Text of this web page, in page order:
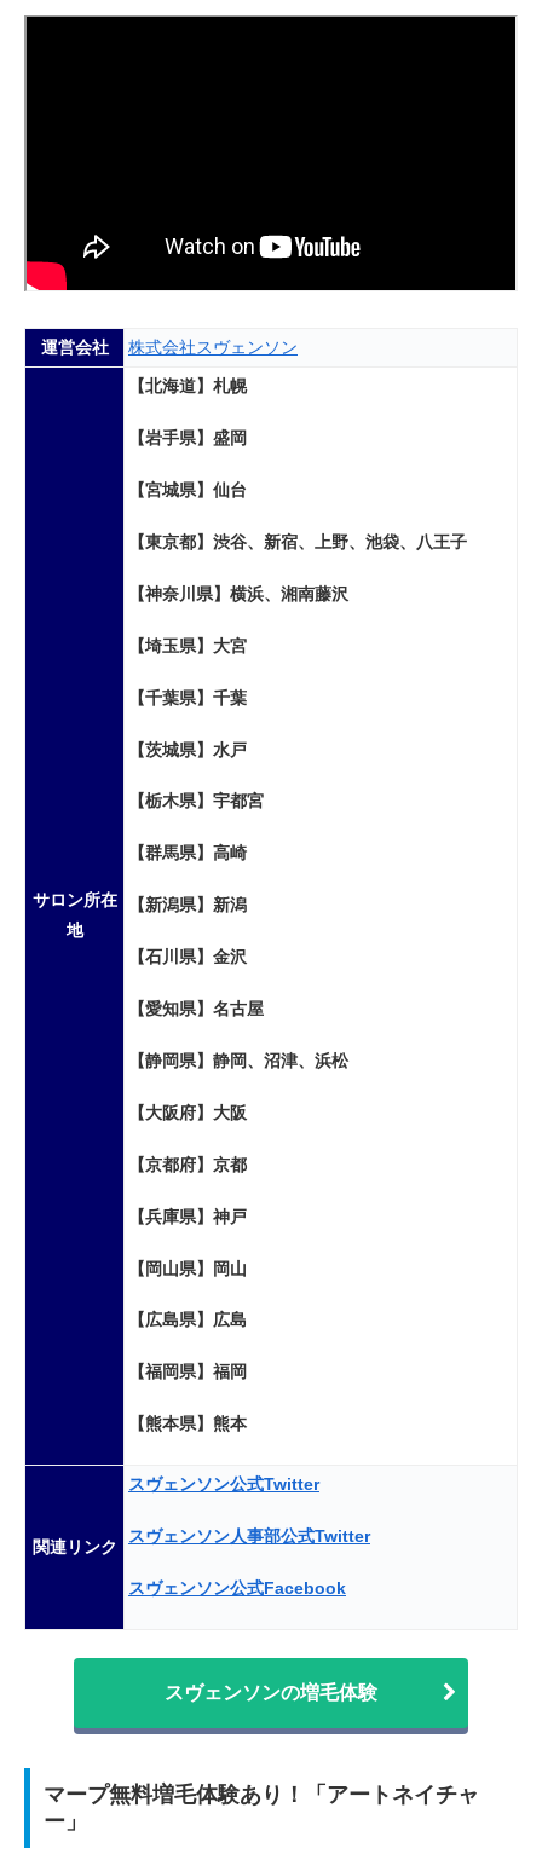
運営会社 株式会社スヴェンソン
サロン所在
地
【北海道】札幌
【岩手県】盛岡
【宮城県】仙台
【東京都】渋谷、新宿、上野、池袋、八王子
【神奈川県】横浜、湘南藤沢
【埼玉県】大宮
【千葉県】千葉
【茨城県】水戸
【栃木県】宇都宮
【群馬県】高崎
【新潟県】新潟
【石川県】金沢
【愛知県】名古屋
【静岡県】静岡、沼津、浜松
【大阪府】大阪
【京都府】京都
【兵庫県】神戸
【岡山県】岡山
【広島県】広島
【福岡県】福岡
【熊本県】熊本
関連リンク
スヴェンソン公式Twitter
スヴェンソン人事部公式Twitter
スヴェンソン公式Facebook
スヴェンソンの増毛体験
マープ無料増毛体験あり！「アートネイチャ
ー」